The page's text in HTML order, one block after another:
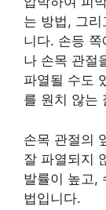
는 방법, 그
니다. 손등
나 손목 관절
파열될 수도
를 원치 않는
손목 관절의
잘 파열되지
발률이 높고,
법입니다.